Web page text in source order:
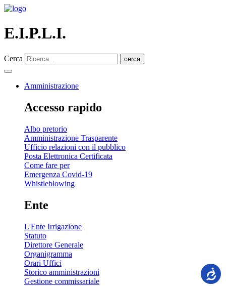
E.I.P.L.I.
Cerca cerca
Amministrazione
Accesso rapido
Albo pretorio
Amministrazione Trasparente
Ufficio relazioni con il pubblico
Posta Elettronica Certificata
Come fare per
Emergenza Covid-19
Whistleblowing
Ente
L'Ente Irrigazione
Statuto
Direttore Generale
Organigramma
Orari Uffici
Storico amministrazioni
Gestione commissariale